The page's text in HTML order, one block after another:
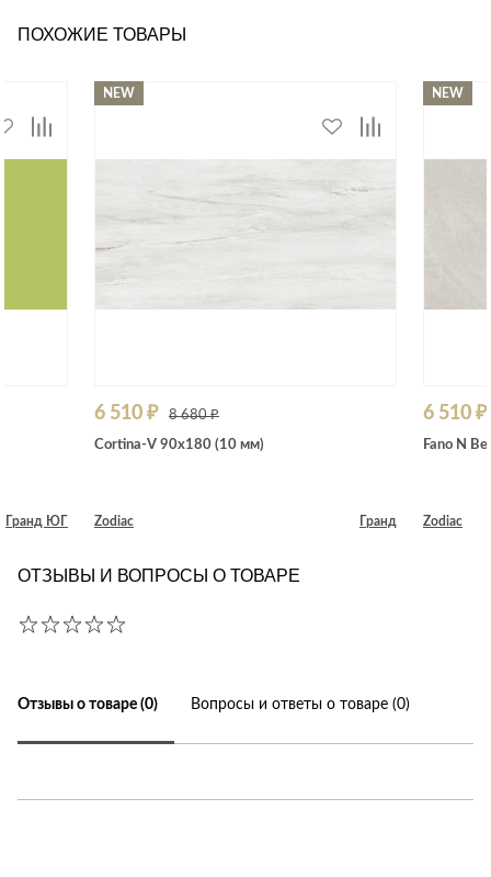
ПОХОЖИЕ ТОВАРЫ
Гранд ЮГ
NEW
6 510 ₽ 8 680 ₽
Cortina-V 90x180 (10 мм)
Zodiac Гранд
NEW
6 510 ₽
Fano N
Zodiac
ОТЗЫВЫ И ВОПРОСЫ О ТОВАРЕ
Отзывы о товаре (0) Вопросы и ответы о товаре (0)